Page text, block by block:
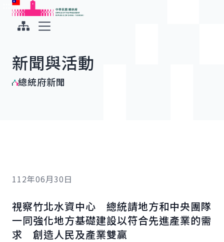
跳到主要內容
中華民國總統府
新聞與活動
總統府新聞
112年06月30日
視察竹北水資中心 總統請地方和中央團隊
一同強化地方基礎建設以符合先進產業的需
求 創造人民及產業雙贏